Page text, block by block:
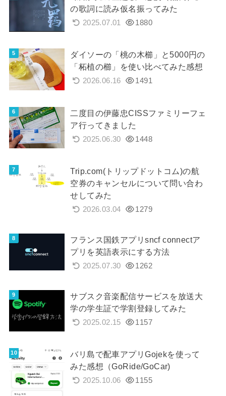
の歌詞に読み仮名振ってみた
2025.07.01 1880
ダイソーの「桃の木櫛」と5000円の
「柘植の櫛」を使い比べてみた感想
2026.06.16 1491
二度目の伊藤忠CISSファミリーフェ
ア行ってきました
2025.06.30 1448
Trip.com(トリップドットコム)の航
空券のキャンセルについて問い合わ
せしてみた
2026.03.04 1279
フランス国鉄アプリsncf connectア
プリを英語表示にする方法
2025.07.30 1262
サブスク音楽配信サービスを放送大
学の学生証で学割登録してみた
2025.02.15 1157
バリ島で配車アプリGojekを使って
みた感想（GoRide/GoCar)
2025.10.06 1155